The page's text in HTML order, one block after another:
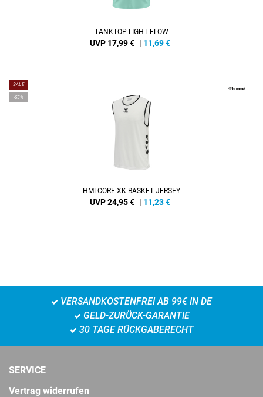
TANKTOP LIGHT FLOW
UVP 17,99 € | 11,69€
SALE
-55%
HMLCORE XK BASKET JERSEY
UVP 24,95 € | 11,23€
VERSANDKOSTENFREI AB 99€ IN DE
GELD-ZURÜCK-GARANTIE
30 TAGE RÜCKGABERECHT
SERVICE
Vertrag widerrufen